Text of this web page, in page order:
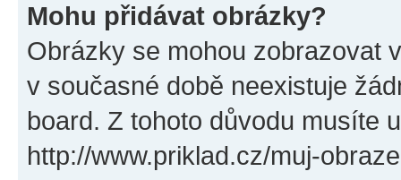
Mohu přidávat obrázky?
Obrázky se mohou zobrazovat
v současné době neexistuje
board. Z tohoto důvodu musíte
http://www.priklad.cz/muj-